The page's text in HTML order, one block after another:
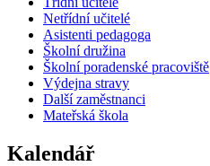
Netřídní učitelé
Asistenti pedagoga
Školní družina
Školní poradenské pracoviště
Výdejna stravy
Další zaměstnanci
Mateřská škola
Kalendář